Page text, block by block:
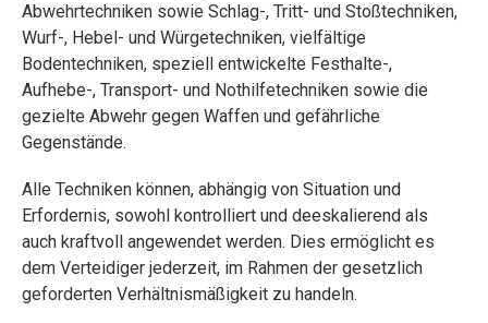
Abwehrtechniken sowie Schlag-, Tritt- und Stoßtechniken,
Wurf-, Hebel- und Würgetechniken, vielfältige
Bodentechniken, speziell entwickelte Festhalte-,
Aufhebe-, Transport- und Nothilfetechniken sowie die
gezielte Abwehr gegen Waffen und gefährliche
Gegenstände.
Alle Techniken können, abhängig von Situation und
Erfordernis, sowohl kontrolliert und deeskalierend als
auch kraftvoll angewendet werden. Dies ermöglicht es
dem Verteidiger jederzeit, im Rahmen der gesetzlich
geforderten Verhältnismäßigkeit zu handeln.